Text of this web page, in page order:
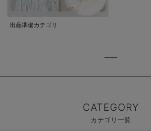
出産準備カテゴリ
CATEGORY
カテゴリ一覧